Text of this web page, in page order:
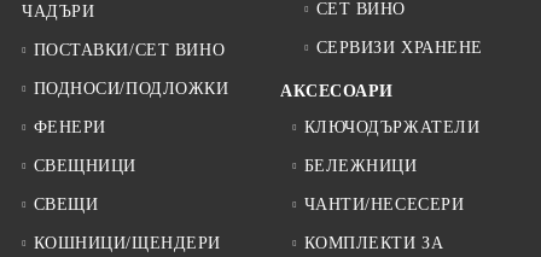
ЧАДЪРИ
ПОСТАВКИ/СЕТ ВИНО
ПОДНОСИ/ПОДЛОЖКИ
ФЕНЕРИ
СВЕЩНИЦИ
СВЕЩИ
КОШНИЦИ/ЩЕНДЕРИ
СЕТ ВИНО
СЕРВИЗИ ХРАНЕНЕ
АКСЕСОАРИ
КЛЮЧОДЪРЖАТЕЛИ
БЕЛЕЖНИЦИ
ЧАНТИ/НЕСЕСЕРИ
КОМПЛЕКТИ ЗА